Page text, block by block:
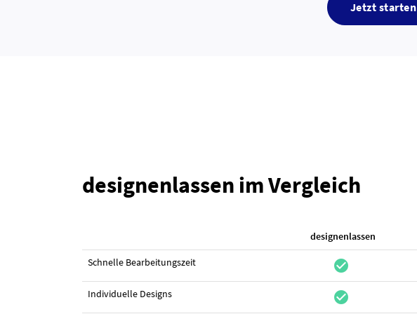
Jetzt starten
designenlassen im Vergleich
designenlassen
Schnelle Bearbeitungszeit check_circle
Individuelle Designs check_circle